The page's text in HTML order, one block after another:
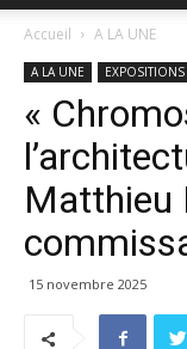
Accueil A LA UNE
A LA UNE EXPOSITIONS
«
Matthieu
15 novembre 2025